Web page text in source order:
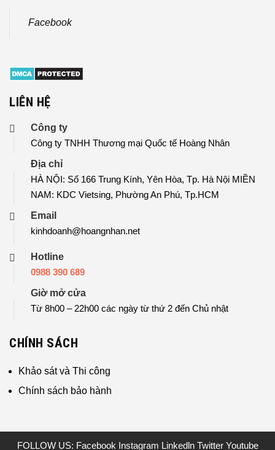
Facebook
LIÊN HỆ
Công ty
Công ty TNHH Thương mại Quốc tế Hoàng Nhân
Địa chỉ
HÀ NỘI: Số 166 Trung Kính, Yên Hòa, Tp. Hà Nội MIỀN
NAM: KDC Vietsing, Phường An Phú, Tp.HCM
Email
kinhdoanh@hoangnhan.net
Hotline
0988 390 689
Giờ mở cửa
Từ 8h00 – 22h00 các ngày từ thứ 2 đến Chủ nhật
CHÍNH SÁCH
Khảo sát và Thi công
Chính sách bảo hành
FOLLOW US: Facebook Instagram Linkedln Twitter Youtube